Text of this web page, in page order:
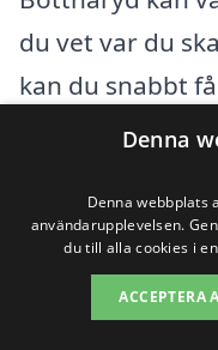
du vet var du
kan du snabbt
professionella
specialiserade
om du behöver
renovera ett
resurserna för
Denna
Denna webbplats
användarupplevelsen.
du till alla cookies i
ACCEPTERA